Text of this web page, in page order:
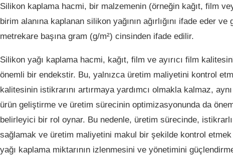
Silikon kaplama hacmi, bir malzemenin (örneğin kağıt, film
birim alanına kaplanan silikon yağının ağırlığını ifade eder ve
metrekare başına gram (g/m²) cinsinden ifade edilir.
Silikon yağı kaplama hacmi, kağıt, film ve ayırıcı film
önemli bir endekstir. Bu, yalnızca üretim maliyetini kontrol
kalitesinin istikrarını artırmaya yardımcı olmakla kalmaz,
ürün geliştirme ve üretim sürecinin optimizasyonunda da
belirleyici bir rol oynar. Bu nedenle, üretim sürecinde, istikrarlı
sağlamak ve üretim maliyetini makul bir şekilde kontrol
yağı kaplama miktarının izlenmesini ve yönetimini